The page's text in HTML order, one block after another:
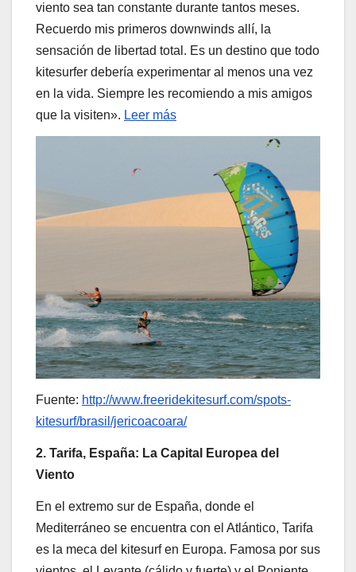
viento sea tan constante durante tantos meses.
Recuerdo mis primeros downwinds allí, la
sensación de libertad total. Es un destino que todo
kitesurfer debería experimentar al menos una vez
en la vida. Siempre les recomiendo a mis amigos
que la visiten». Leer más
Fuente: http://www.freeridekitesurf.com/spots-
kitesurf/brasil/jericoacoara/
2. Tarifa, España: La Capital Europea del
Viento
En el extremo sur de España, donde el
Mediterráneo se encuentra con el Atlántico, Tarifa
es la meca del kitesurf en Europa. Famosa por sus